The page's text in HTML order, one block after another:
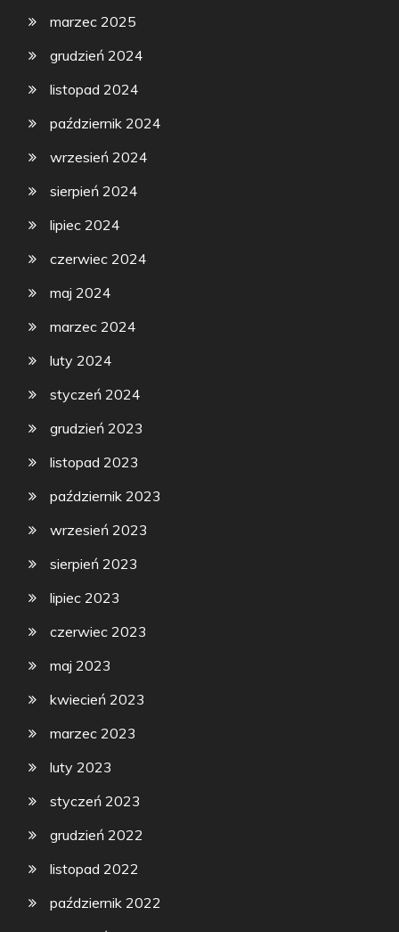
marzec 2025
grudzień 2024
listopad 2024
październik 2024
wrzesień 2024
sierpień 2024
lipiec 2024
czerwiec 2024
maj 2024
marzec 2024
luty 2024
styczeń 2024
grudzień 2023
listopad 2023
październik 2023
wrzesień 2023
sierpień 2023
lipiec 2023
czerwiec 2023
maj 2023
kwiecień 2023
marzec 2023
luty 2023
styczeń 2023
grudzień 2022
listopad 2022
październik 2022